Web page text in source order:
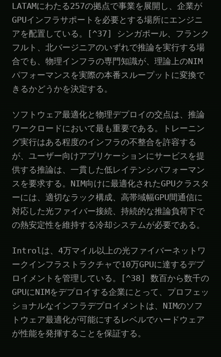
LATAMにわたる257の拠点で事業を展開し、企業が
GPUインフラサポートを必要とする場所にエンジニ
アを配置している。[^37] シンガポール、フランク
フルト、北バージニアのいずれで推論を実行する場
合でも、物理インフラの専門知識が、理論上のNIM
パフォーマンスを実際の本番スループットに変換で
きるかどうかを決定する。
ソフトウェア最適化と物理デプロイの交点は、推論
ワークロードにおいて最も重要である。トレーニン
グ実行はある程度のインフラの不整合を許容する
が、ユーザー向けアプリケーションにサービスを提
供する推論は、一貫した低レイテンシパフォーマン
スを要求する。NIM向けに最適化されたGPUクラスタ
ーには、適切なラック構成、高帯域幅GPU間通信に
対応した光ファイバー接続、持続的な推論負荷下で
の熱安定性を維持する冷却システムが必要である。
Introlは、4万マイル以上の光ファイバーネットワ
ークインフラストラクチャで10万GPUに達するデプ
ロイメントを管理している。[^38] 数百から数千の
GPUにNIMをデプロイする企業にとって、プロフェッ
ショナルなインフラデプロイメントは、NIMのソフ
トウェア最適化が可能にするレベルでハードウェア
が性能を発揮することを保証する。